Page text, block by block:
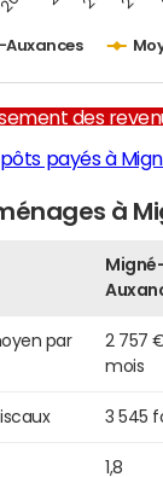
Auxances
des
payés à
à
par
2 757
mois
3 545
1,8